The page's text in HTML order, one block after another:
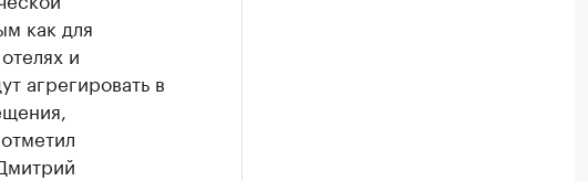
как для
и
агрегировать в